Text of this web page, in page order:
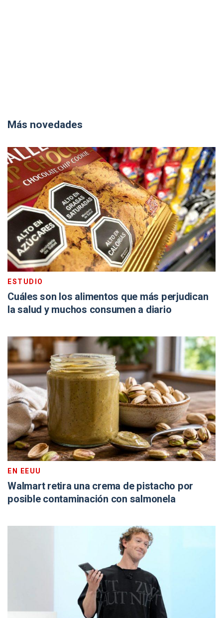
Más novedades
ESTUDIO
Cuáles son los alimentos que más perjudican
la salud y muchos consumen a diario
EN EEUU
Walmart retira una crema de pistacho por
posible contaminación con salmonela